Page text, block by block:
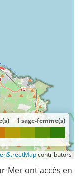
1 sage-femme(s)
contributors
Mer ont accès en